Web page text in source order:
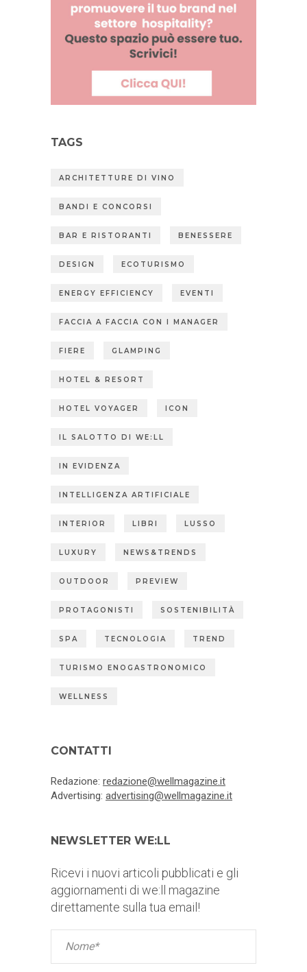
TAGS
ARCHITETTURE DI VINO
BANDI E CONCORSI
BAR E RISTORANTI BENESSERE
DESIGN ECOTURISMO
ENERGY EFFICIENCY EVENTI
FACCIA A FACCIA CON I MANAGER
FIERE GLAMPING
HOTEL & RESORT
HOTEL VOYAGER ICON
IL SALOTTO DI WE:LL
IN EVIDENZA
INTELLIGENZA ARTIFICIALE
INTERIOR LIBRI LUSSO
LUXURY NEWS&TRENDS
OUTDOOR PREVIEW
PROTAGONISTI SOSTENIBILITÀ
SPA TECNOLOGIA TREND
TURISMO ENOGASTRONOMICO
WELLNESS
CONTATTI
Redazione: redazione@wellmagazine.it
Advertising: advertising@wellmagazine.it
NEWSLETTER WE:LL
Ricevi i nuovi articoli pubblicati e gli
aggiornamenti di we:ll magazine
direttamente sulla tua email!